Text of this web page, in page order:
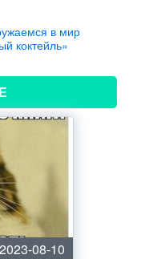
в мир
коктейль»
2023-08-10